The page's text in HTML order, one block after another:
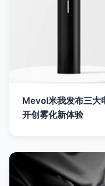
Mevol米我发布三大
开创雾化新体验